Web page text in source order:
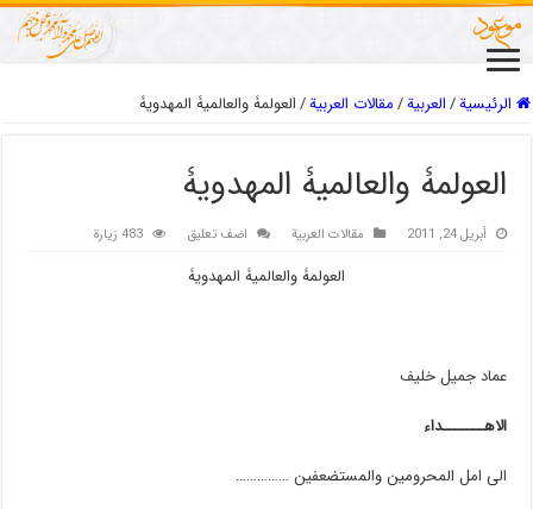
الرئيسية/العربیة/مقالات العربیة/العولمۀ والعالمیۀ المهدویۀ
العولمۀ والعالمیۀ المهدویۀ
أبريل 24, 2011 مقالات العربیة اضف تعليق 483 زيارة
العولمۀ والعالمیۀ المهدویۀ
عماد جمیل خلیف
الاهـــــــداء
الى امل المحرومین والمستضعفین ……………